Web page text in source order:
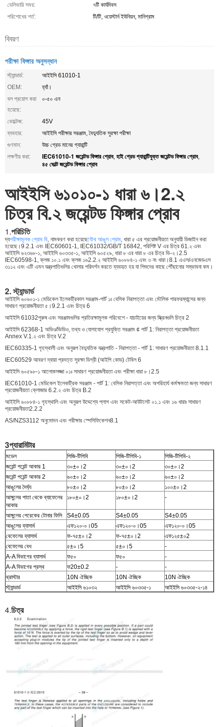
ডেলিভারি সময়:
৭টি কার্যদিবস
পরিশোধের শর্ত:
টি/টি, ওয়েস্টার্ন ইউনিয়ন, মানিগ্রাম
বিবরণ
পরীক্ষা ফিঙ্গার অনুসন্ধান
স্ট্যান্ডার্ড:
আইইসি 61010-1
OEM:
হ্যাঁ।
বল প্রয়োগ করা
হয়েছে:
০-৫০ এন
ভোল্টেজ:
45V
ব্যবহার:
আইইসি পরীক্ষার সরঞ্জাম, বৈদ্যুতিক সুরক্ষা পরীক্ষা
গুণমান:
উচ্চ গ্রেড মানের গ্যারান্টি
লক্ষণীয় করা:
IEC61010-1 জয়েন্টড ফিঙ্গার প্রোব, হাই গ্রেড গ্যারান্টিযুক্ত জয়েন্টড ফিঙ্গার প্রোব,
৪৫ ভোল্ট জয়েন্টড ফিঙ্গার প্রোব
আইইসি ৬১০১০-১ ধারা ৬।2.২
চিত্র বি.২ জয়েন্টড ফিঙ্গার প্রোব
1.পরিচিতি
দ্যপরীক্ষামূলক প্রোব বি, নামকরণ করা হয়েছেযৌথ আঙুল প্রোব, ধারা ৫ এর প্রয়োজনীয়তা অনুযায়ী ডিজাইন করা
হয়েছে।9.2.1 এবং IEC60601-1, IEC61032/GB/T 16842, পরিশিষ্ট V এর চিত্র 61.২ এবং
আইইসি ৬২৩৬৮-১, আইইসি ৬০৩৩৫-১, আইইসি ৬০৫২৯, ধারা ৮ এর ধারা ৮ এর চিত্র ভি-২।2.5
IEC60598-1, ক্লজ ১০.১ এবং ক্লজ ১৬2.2.২ আইইসি ৬০৮৮৪-১ এবং ৩ নং ধারা।8.1 এএস/এনজেডএস
৩১১২ এবং এটি এমন যন্ত্রপাতিগুলির খোলার পরিদর্শন করতে ব্যবহৃত হয় যা শিশুদের কাছে পৌঁছানোর সম্ভাবনা কম।
2. স্ট্যান্ডার্ড
আইইসি ৬০৬০১-১ মেডিকেল ইলেকট্রিকাল সরঞ্জাম-পার্ট ১ঃ বেসিক নিরাপত্তা এবং মৌলিক পারফরম্যান্সের জন্য
সাধারণ প্রয়োজনীয়তা ৫।9.2.1 এবং চিত্র 6
আইইসি 61032পুরুষ এবং সরঞ্জামগুলির প্রতিরক্ষামূলক পরিবেশে - যাচাইয়ের জন্য স্ক্রিনগুলি চিত্র 2
আইইসি 62368-1 অডিও/ভিডিও, তথ্য ও যোগাযোগ প্রযুক্তি সরঞ্জাম ¢ পার্ট 1: নিরাপত্তা প্রয়োজনীয়তা
Annex V.1.২ এবং চিত্র V.2
IEC60335-1 গৃহস্থালী এবং অনুরূপ বৈদ্যুতিক যন্ত্রপাতি - নিরাপত্তা - পার্ট 1: সাধারণ প্রয়োজনীয়তা 8.1.1
IEC60529 আবরণ দ্বারা প্রদত্ত সুরক্ষা ডিগ্রী (আইপি কোড) টেবিল 6
আইইসি ৬০৫৯৮-১ আলোকসজ্জা ০১ঃ সাধারণ প্রয়োজনীয়তা এবং পরীক্ষা ধারা ৮।2.5
IEC61010-1 মেডিকেল ইলেকট্রিক সরঞ্জাম - পার্ট 1: বেসিক নিরাপত্তা এবং অপরিহার্য কর্মক্ষমতা জন্য সাধারণ
প্রয়োজনীয়তা ক্লোজার 6.2.২ এবং চিত্র B.2
আইইসি ৬০৮৮৪-১ গৃহস্থালি এবং অনুরূপ উদ্দেশ্যে প্লাগ এবং সকেট-আউটলেট ০১.১ এবং ১৬ ধারাঃ সাধারণ
প্রয়োজনীয়তা2.2.2
AS/NZS3112 অনুমোদন এবং পরীক্ষার স্পেসিফিকেশন8.1
3প্যারামিটার
মডেল পিজি-টিপিবি পিজি-টিপিবি-১
পিজি-টিপিবি-২
জয়েন্ট পয়েন্ট আকার 1
৩০±০।2 ৩০±০।2
৩০±০।2
জয়েন্ট পয়েন্ট আকার 2
৬০±০।2 ৬০±০।2
৬০±০।2
আঙুলের দৈর্ঘ্য
৮০±০।2 ৮০±০।2
১০০±০।2
আঙ্গুলের পাতা থেকে ব্যাফেলের
আকার
১৮০±০।2 ১৮০±০।2 -
আঙ্গুলের পেরেকের টোনার ফিলি S4±0.05 S4±0.05
S4±0.05
আঙুলের ব্যাসার্ধ
এফ১২০-০।05 এফ১২০-০।05
এফ১২০-০।05
বেফেলের ব্যাসার্ধ
ফ-৭৫±০।2 ফ-৭৫±০।2
এফ১২৫±০2
বেফেলের বেধ
৫±০।5 ৫±০।5
-
A-A বিভাগের ব্যাসার্ধ
ফ৫০ ফ৫০
-
A-A বিভাগের প্রস্থ
ফ20±0.2 -
-
থ্রাস্টার
10N ঐচ্ছিক 10N ঐচ্ছিক
10N ঐচ্ছিক
স্ট্যান্ডার্ড
আইইসি ৬১০৩২ আইইসি ৬০৩৩৫-১ আইইসি ৬০৩৩৫-২-১৪
4.চিত্র